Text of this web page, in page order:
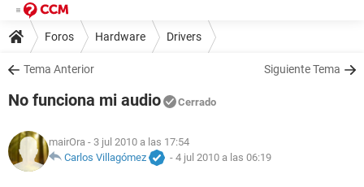
Foros Hardware Drivers
Tema Anterior Siguiente Tema
No funciona mi audio Cerrado
mairOra - 3 jul 2010 a las 17:54
Carlos Villagómez
- 4 jul 2010 a las 06:19